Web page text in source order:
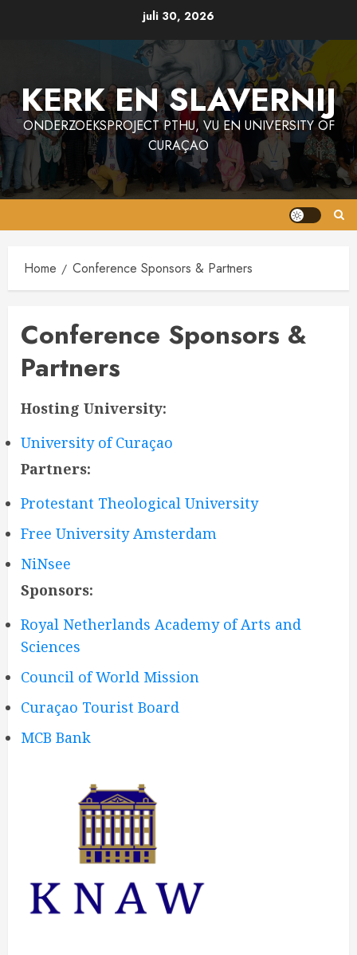
juli 30, 2026
KERK EN SLAVERNIJ
ONDERZOEKSPROJECT PTHU, VU EN UNIVERSITY OF
CURAÇAO
Home Conference Sponsors & Partners
Conference Sponsors &
Partners
Hosting University:
University of Curaçao
Partners:
Protestant Theological University
Free University Amsterdam
NiNsee
Sponsors:
Royal Netherlands Academy of Arts and
Sciences
Council of World Mission
Curaçao Tourist Board
MCB Bank